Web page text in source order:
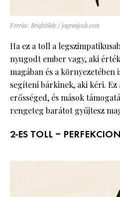
Forrás: BrightSide / jagranjosh.com
Ha ez a toll ​​a
nyugodt ember vagy, aki
magában és a környezetében
segíteni bárkinek, aki kéri. Ez
erősséged, és mások
rengeteg barátot gyűjtesz
2-ES TOLL –